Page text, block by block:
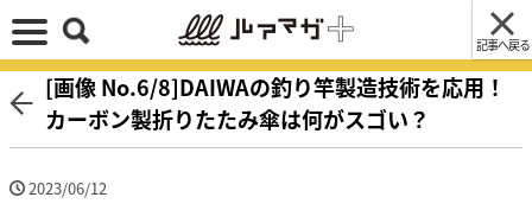
記事へ戻る
[画像 No.6/8]DAIWAの釣り竿製造技術を応用！
カーボン製折りたたみ傘は何がスゴい？
2023/06/12